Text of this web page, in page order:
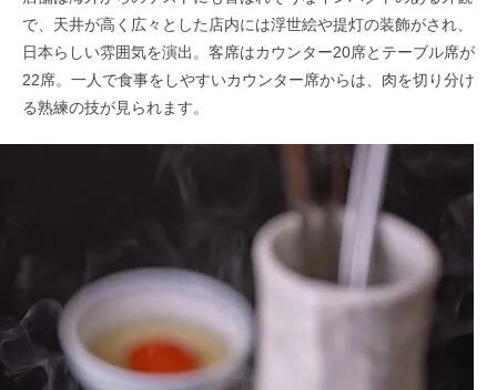
で、天井が高く広々とした店内には浮世絵や提灯の装飾がされ、
日本らしい雰囲気を演出。客席はカウンター20席とテーブル席が
22席。一人で食事をしやすいカウンター席からは、肉を切り分け
る熟練の技が見られます。